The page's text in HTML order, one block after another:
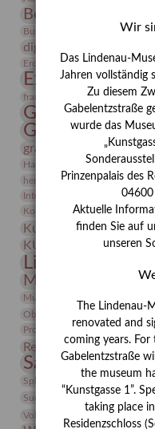
Bernhard August
Burg Posterstein Conrad
digitallabor
Erdmann Julius Dietrich
frauen Frauen in der
Gerhard-
Gerhard
grafische sammlung
Hanns-Conon von der
herman de vries Humboldt
Integriertes
Kolosseum
Kunstmuseum
KUNSTWAND Kurs
Lindenau-
Museumspädagogik
Objekt im Fokus
Provenienz
Restaurierung
Sammlung
Sphinx
studio Studio
Suermondt-Ludwig-Museum
Volontariat
Walter Rheiner
Wir
Das Lindenau-
Jahren vollständig
Zu diesem
Gabelentzstraße
wurde das
Prinzenpalais des
Aktuelle
finden Sie auf
unseren
The
renovated and
coming years.
Gabelentzstraße
the museum
“Kunstgasse 1”.
taking place
Residenzschloss